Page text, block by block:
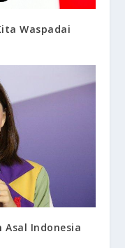
Waspadai
Asal Indonesia